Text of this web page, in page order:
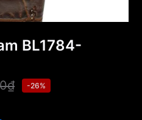
BL1784-
-26%